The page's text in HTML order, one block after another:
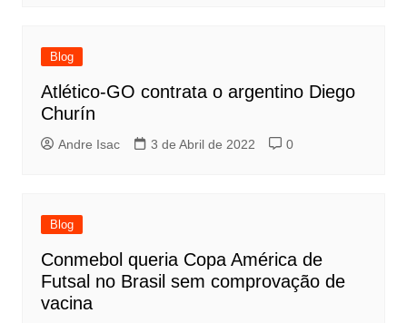
Blog
Atlético-GO contrata o argentino Diego
Churín
Andre Isac 3 de Abril de 2022 0
Blog
Conmebol queria Copa América de
Futsal no Brasil sem comprovação de
vacina